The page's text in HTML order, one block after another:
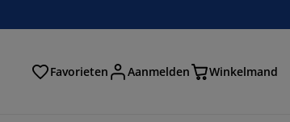
Favorieten Aanmelden Winkelmand